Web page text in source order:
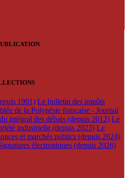
1901) Le bulletin des impôts
de la Polynésie française - Journal
intégral des débats (depuis 2012) Le
industrielle (depuis 2023) Le
et marchés publics (depuis 2024)
électroniques (depuis 2026)